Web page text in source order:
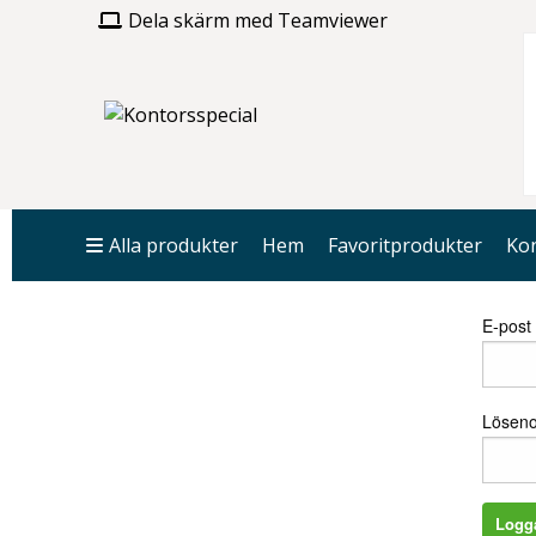
Dela skärm med Teamviewer
Alla produkter Hem Favoritprodukter
Logga
E-post